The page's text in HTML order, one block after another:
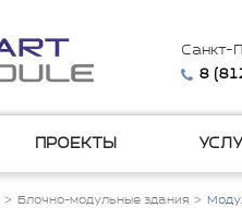
Санкт-
8
ПРОЕКТЫ
Блочно-модульные здания